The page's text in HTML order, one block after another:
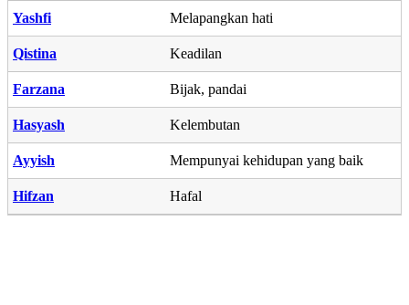
Yashfi Melapangkan hati
Qistina Keadilan
Farzana Bijak, pandai
Hasyash Kelembutan
Ayyish Mempunyai kehidupan yang baik
Hifzan Hafal